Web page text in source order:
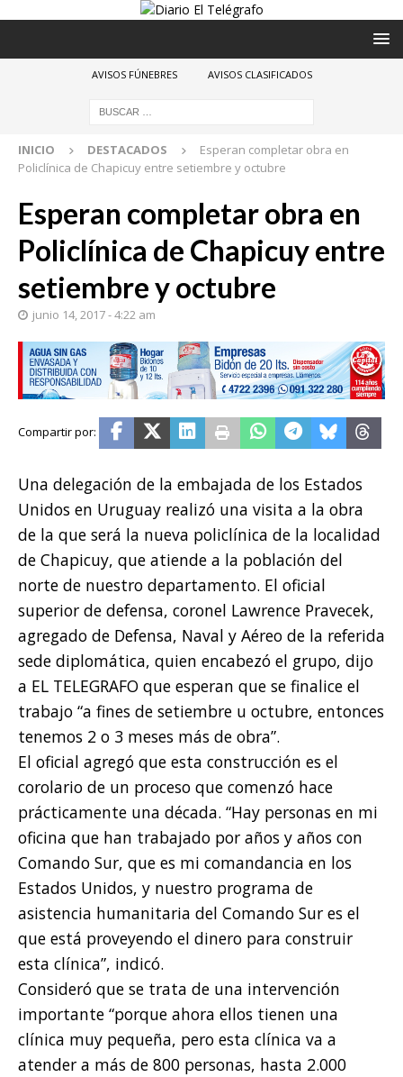
AVISOS FÚNEBRES AVISOS CLASIFICADOS
INICIO DESTACADOS
Esperan completar obra en
Policlínica de Chapicuy entre setiembre y octubre
Esperan completar obra en
Policlínica de Chapicuy entre
setiembre y octubre
junio 14, 2017 - 4:22 am
Una delegación de la embajada de los Estados
Unidos en Uruguay realizó una visita a la obra
de la que será la nueva policlínica de la localidad
de Chapicuy, que atiende a la población del
norte de nuestro departamento. El oficial
superior de defensa, coronel Lawrence Pravecek,
agregado de Defensa, Naval y Aéreo de la referida
sede diplomática, quien encabezó el grupo, dijo
a EL TELEGRAFO que esperan que se finalice el
trabajo “a fines de setiembre u octubre, entonces
tenemos 2 o 3 meses más de obra”.
El oficial agregó que esta construcción es el
corolario de un proceso que comenzó hace
prácticamente una década. “Hay personas en mi
oficina que han trabajado por años y años con
Comando Sur, que es mi comandancia en los
Estados Unidos, y nuestro programa de
asistencia humanitaria del Comando Sur es el
que está proveyendo el dinero para construir
esta clínica”, indicó.
Consideró que se trata de una intervención
importante “porque ahora ellos tienen una
clínica muy pequeña, pero esta clínica va a
atender a más de 800 personas, hasta 2.000